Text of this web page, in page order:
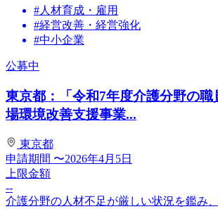
#人材育成・雇用
#経営改善・経営強化
#中小企業
公募中
東京都：「令和7年度介護分野の職
場環境改善支援事業...
東京都
申請期間 〜2026年4月5日
上限金額
--
介護分野の人材不足が厳しい状況を鑑み